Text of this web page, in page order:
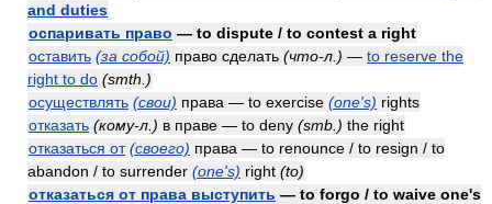
and duties
оспаривать право — to dispute / to contest a right
оставить (за собой) право сделать (что-л.) — to reserve the
right to do (smth.)
осуществлять (свои) права — to exercise (one's) rights
отказать (кому-л.) в праве — to deny (smb.) the right
отказаться от (своего) права — to renounce / to resign / to
abandon / to surrender (one's) right (to)
отказаться от права выступить — to forgo / to waive one's